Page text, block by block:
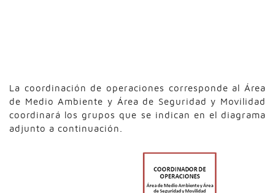
La coordinación de operaciones corresponde al Área
de Medio Ambiente y Área de Seguridad y Movilidad
coordinará los grupos que se indican en el diagrama
adjunto a continuación.